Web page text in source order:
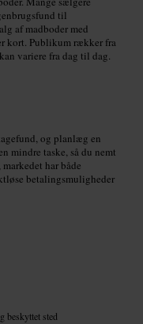
til
af madboder med
kort. Publikum rækker fra
variere fra dag til dag.
og planlæg en
mindre taske, så du nemt
har både
betalingsmuligheder
beskyttet sted